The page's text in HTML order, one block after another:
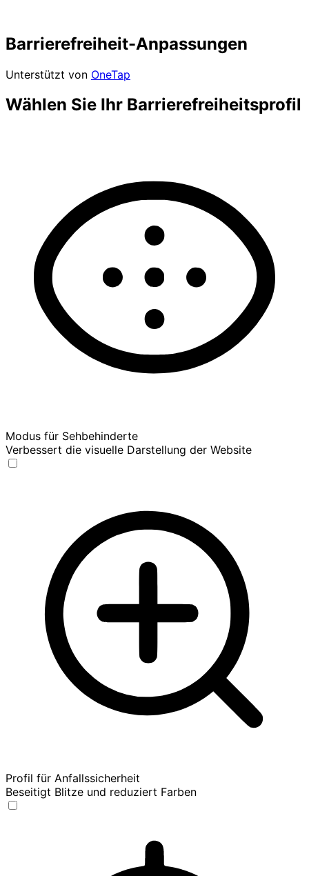
Barrierefreiheit-Anpassungen
Unterstützt von OneTap
Wählen Sie Ihr Barrierefreiheitsprofil
Modus für Sehbehinderte
Verbessert die visuelle Darstellung der Website
Profil für Anfallssicherheit
Beseitigt Blitze und reduziert Farben